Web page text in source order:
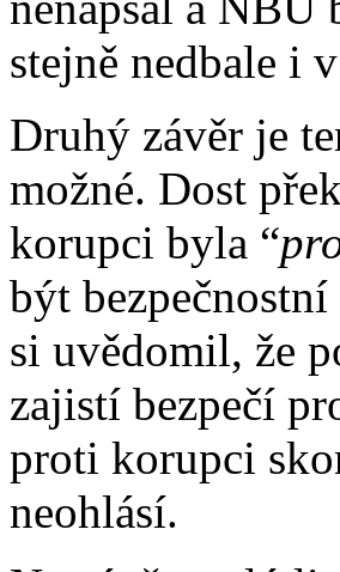
stejně nedbale i
Druhý závěr je
možné. Dost
korupci byla “
být
si uvědomil, že
zajistí bezpečí
proti korupci
neohlásí.